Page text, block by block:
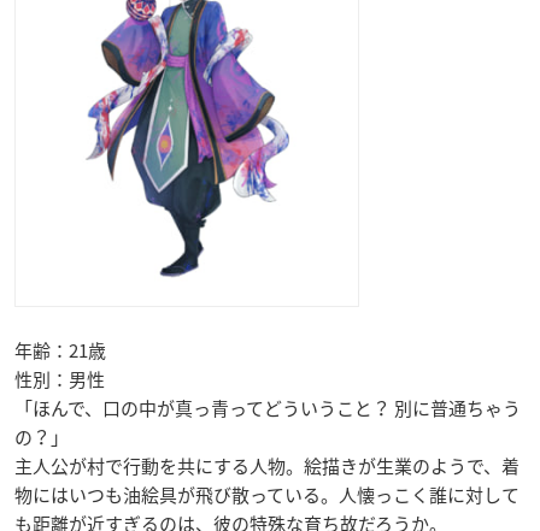
年齢：21歳
性別：男性
「ほんで、口の中が真っ青ってどういうこと？ 別に普通ちゃう
の？」
主人公が村で行動を共にする人物。絵描きが生業のようで、着
物にはいつも油絵具が飛び散っている。人懐っこく誰に対して
も距離が近すぎるのは、彼の特殊な育ち故だろうか。